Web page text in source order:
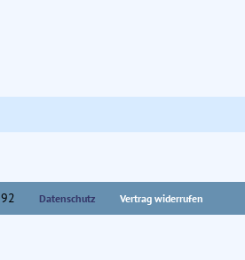
Datenschutz Vertrag widerrufen